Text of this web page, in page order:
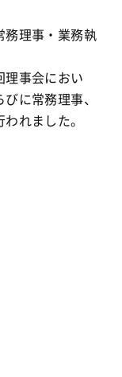
務理事・業務執
事会におい
に常務理事、
れました。